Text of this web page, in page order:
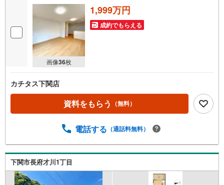
画像36枚
1,999万円
成約でもらえる
カチタス下関店
資料をもらう （無料）
電話する （通話料無料）
下関市長府才川1丁目